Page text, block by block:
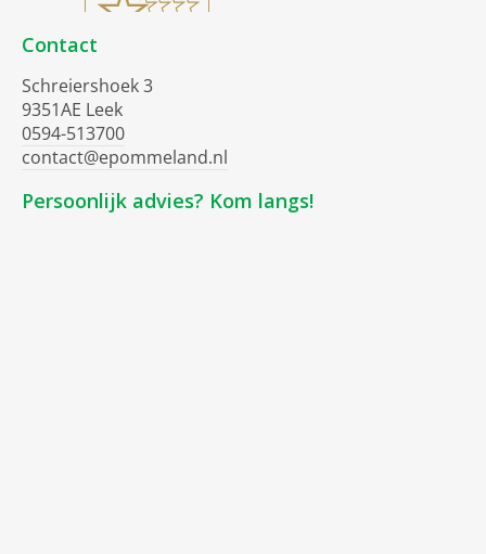
Contact
Schreiershoek 3
9351AE Leek
0594-513700
contact@epommeland.nl
Persoonlijk advies? Kom langs!